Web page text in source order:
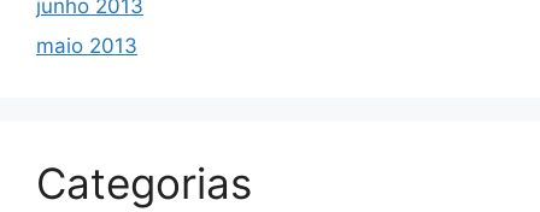
junho 2013
maio 2013
Categorias